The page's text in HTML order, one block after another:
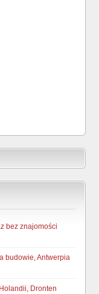
bez znajomości
budowie, Antwerpia
Dronten